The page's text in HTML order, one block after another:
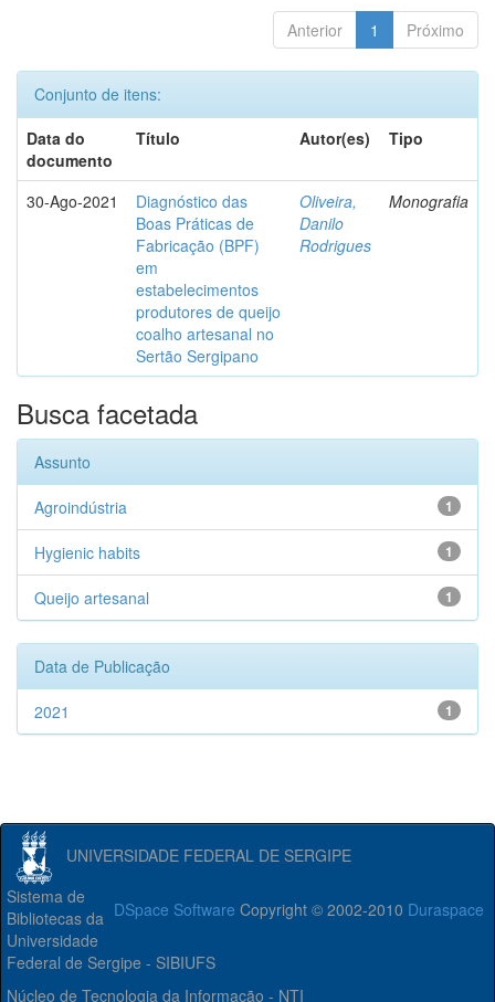
Anterior 1 Próximo
Conjunto de itens:
Data do
documento
Título Autor(es) Tipo
30-Ago-2021
Diagnóstico das
Boas Práticas de
Fabricação (BPF)
em
estabelecimentos
produtores de queijo
coalho artesanal no
Sertão Sergipano
Oliveira,
Danilo
Rodrigues
Monografia
Busca facetada
Assunto
1
Agroindústria
1
Hygienic habits
1
Queijo artesanal
Data de Publicação
1
2021
UNIVERSIDADE FEDERAL DE SERGIPE
DSpace Software Copyright © 2002-2010 Duraspace
Sistema de
Bibliotecas da
Universidade
Federal de Sergipe - SIBIUFS
Núcleo de Tecnologia da Informação - NTI